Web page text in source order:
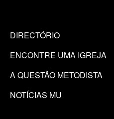
DIRECTÓRIO
ENCONTRE UMA IGREJA
A QUESTÃO METODISTA
NOTÍCIAS MU